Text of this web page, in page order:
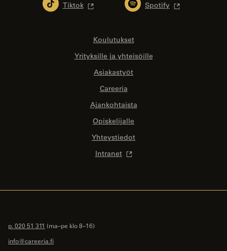
Tiktok Spotify
Koulutukset
Yrityksille ja yhteisöille
Asiakastyöt
Careeria
Ajankohtaista
Opiskelijalle
Yhteystiedot
Intranet
p. 020 51 311 (ma–pe klo 8–16)
info@careeria.fi